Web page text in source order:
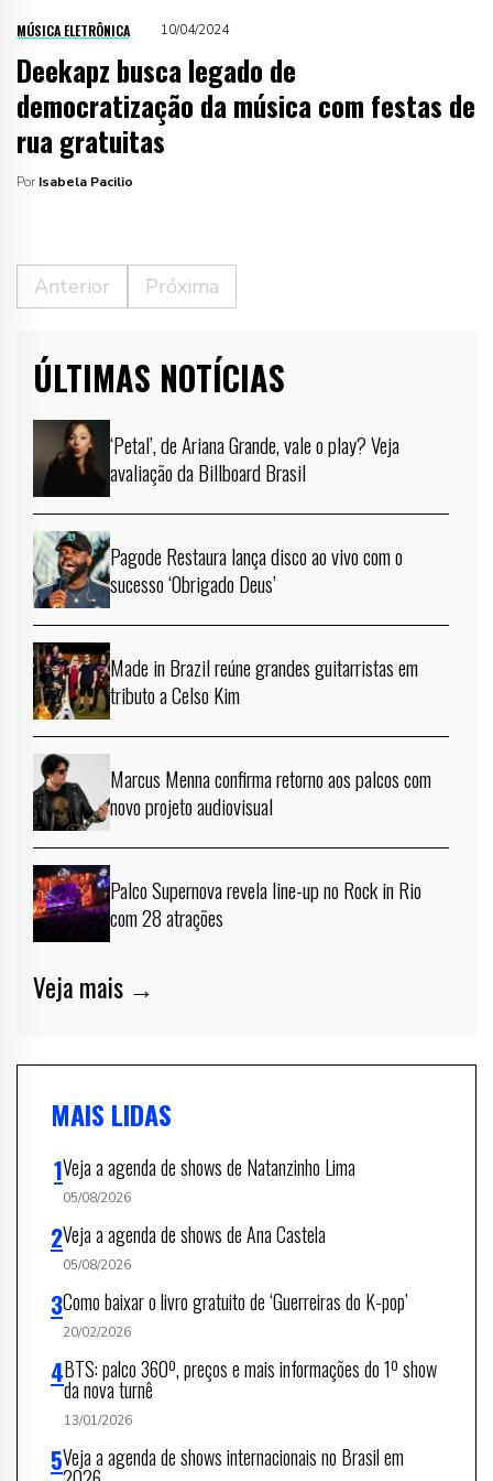
MÚSICA ELETRÔNICA 10/04/2024
Deekapz busca legado de
democratização da música com festas de
rua gratuitas
Por Isabela Pacilio
Anterior Próxima
ÚLTIMAS NOTÍCIAS
‘Petal’, de Ariana Grande, vale o play? Veja
avaliação da Billboard Brasil
Pagode Restaura lança disco ao vivo com o
sucesso ‘Obrigado Deus’
Made in Brazil reúne grandes guitarristas em
tributo a Celso Kim
Marcus Menna confirma retorno aos palcos com
novo projeto audiovisual
Palco Supernova revela line-up no Rock in Rio
com 28 atrações
Veja mais →
MAIS LIDAS
Veja a agenda de shows de Natanzinho Lima
05/08/2026
Veja a agenda de shows de Ana Castela
05/08/2026
Como baixar o livro gratuito de ‘Guerreiras do K-pop’
20/02/2026
BTS: palco 360º, preços e mais informações do 1º show
da nova turnê
13/01/2026
Veja a agenda de shows internacionais no Brasil em